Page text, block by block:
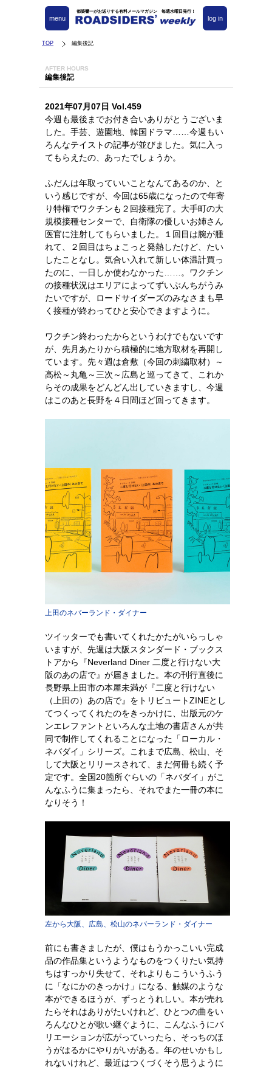
都築響一がお送りする有料メールマガジン 毎週水曜日発行！
log in
menu
TOP 編集後記
AFTER HOURS
編集後記
2021年07月07日 Vol.459
今週も最後までお付き合いありがとうございま
した。手芸、遊園地、韓国ドラマ……今週もい
ろんなテイストの記事が並びました。気に入っ
てもらえたの、あったでしょうか。
ふだんは年取っていいことなんてあるのか、と
いう感じですが、今回は65歳になったので年寄
り特権でワクチンも２回接種完了。大手町の大
規模接種センターで、自衛隊の優しいお姉さん
医官に注射してもらいました。１回目は腕が腫
れて、２回目はちょこっと発熱したけど、たい
したことなし。気合い入れて新しい体温計買っ
たのに、一日しか使わなかった……。ワクチン
の接種状況はエリアによってずいぶんちがうみ
たいですが、ロードサイダーズのみなさまも早
く接種が終わってひと安心できますように。
ワクチン終わったからというわけでもないです
が、先月あたりから積極的に地方取材を再開し
ています。先々週は倉敷（今回の刺繍取材）～
高松～丸亀～三次～広島と巡ってきて、これか
らその成果をどんどん出していきますし、今週
はこのあと長野を４日間ほど回ってきます。
上田のネバーランド・ダイナー
ツイッターでも書いてくれたかたがいらっしゃ
いますが、先週は大阪スタンダード・ブックス
トアから『Neverland Diner 二度と行けない大
阪のあの店で』が届きました。本の刊行直後に
長野県上田市の本屋未満が『二度と行けない
（上田の）あの店で』をトリビュートZINEとし
てつくってくれたのをきっかけに、出版元のケ
ンエレファントといろんな土地の書店さんが共
同で制作してくれることになった「ローカル・
ネバダイ」シリーズ。これまで広島、松山、そ
して大阪とリリースされて、まだ何冊も続く予
定です。全国20箇所ぐらいの「ネバダイ」がこ
んなふうに集まったら、それでまた一冊の本に
なりそう！
左から大阪、広島、松山のネバーランド・ダイナー
前にも書きましたが、僕はもうかっこいい完成
品の作品集というようなものをつくりたい気持
ちはすっかり失せて、それよりもこういうふう
に「なにかのきっかけ」になる、触媒のような
本ができるほうが、ずっとうれしい。本が売れ
たらそれはありがたいけれど、ひとつの曲をい
ろんなひとが歌い継ぐように、こんなふうにバ
リエーションが広がっていったら、そっちのほ
うがはるかにやりがいがある。年のせいかもし
れないけれど、最近はつくづくそう思うように